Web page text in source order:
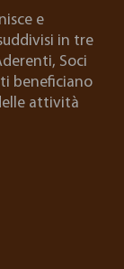
e
in tre
Soci
beneficiano
attività